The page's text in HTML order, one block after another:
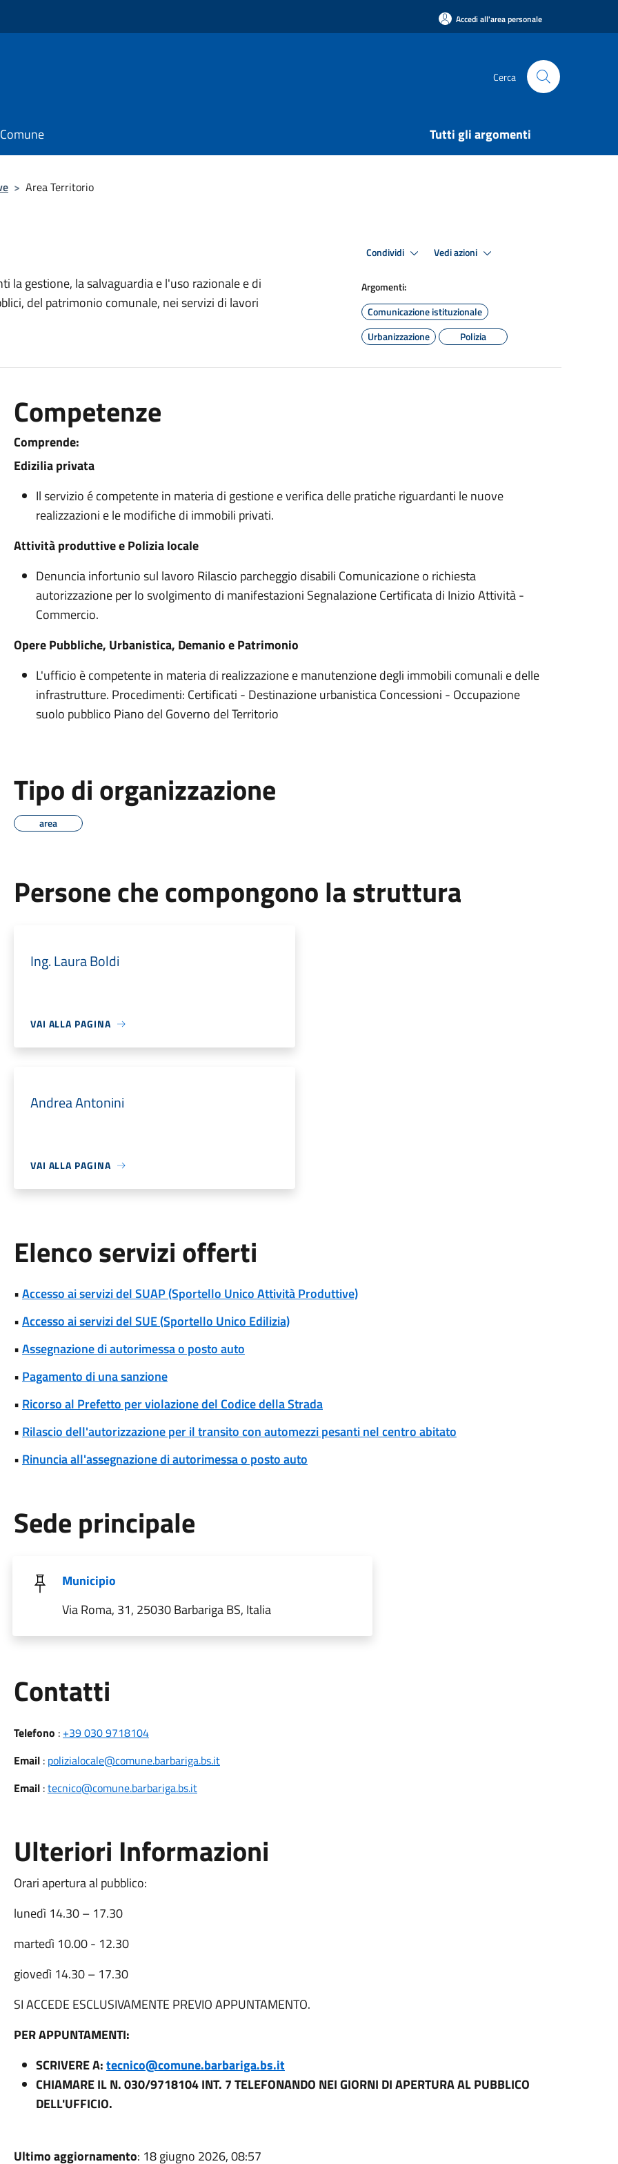
Accedi all'area personale
Cerca
Tutti gli argomenti
> Area Territorio
la gestione, la salvaguardia e l'uso razionale e di
del patrimonio comunale, nei servizi di lavori
Condividi Vedi azioni
Argomenti:
Comunicazione istituzionale
Urbanizzazione
Polizia
Competenze
Comprende:
Edizilia privata
Il servizio é competente in materia di gestione e verifica delle pratiche riguardanti le nuove
realizzazioni e le modifiche di immobili privati.
Attività produttive e Polizia locale
Denuncia infortunio sul lavoro Rilascio parcheggio disabili Comunicazione o richiesta
autorizzazione per lo svolgimento di manifestazioni Segnalazione Certificata di Inizio Attività -
Commercio.
Opere Pubbliche, Urbanistica, Demanio e Patrimonio
L'ufficio è competente in materia di realizzazione e manutenzione degli immobili comunali e delle
infrastrutture. Procedimenti: Certificati - Destinazione urbanistica Concessioni - Occupazione
suolo pubblico Piano del Governo del Territorio
Tipo di organizzazione
area
Persone che compongono la struttura
Ing. Laura Boldi
VAI ALLA PAGINA
Andrea Antonini
VAI ALLA PAGINA
Elenco servizi offerti
•Accesso ai servizi del SUAP (Sportello Unico Attività Produttive)
•Accesso ai servizi del SUE (Sportello Unico Edilizia)
•Assegnazione di autorimessa o posto auto
• Pagamento di una sanzione
• Ricorso al Prefetto per violazione del Codice della Strada
• Rilascio dell'autorizzazione per il transito con automezzi pesanti nel centro abitato
• Rinuncia all'assegnazione di autorimessa o posto auto
Sede principale
Municipio
Via Roma, 31, 25030 Barbariga BS, Italia
Contatti
Telefono : +39 030 9718104
Email: polizialocale@comune.barbariga.bs.it
Email:tecnico@comune.barbariga.bs.it
Ulteriori Informazioni
Orari apertura al pubblico:
lunedì 14.30 – 17.30
martedì 10.00 - 12.30
giovedì 14.30 – 17.30
SI ACCEDE ESCLUSIVAMENTE PREVIO APPUNTAMENTO.
PER APPUNTAMENTI:
SCRIVERE A:tecnico@comune.barbariga.bs.it
CHIAMARE IL N. 030/9718104 INT. 7 TELEFONANDO NEI GIORNI DI APERTURA AL PUBBLICO
DELL'UFFICIO.
Ultimo aggiornamento: 18 giugno 2026, 08:57